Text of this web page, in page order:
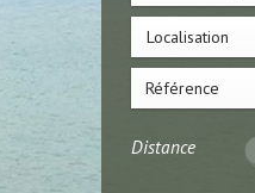
Localisation
Distance